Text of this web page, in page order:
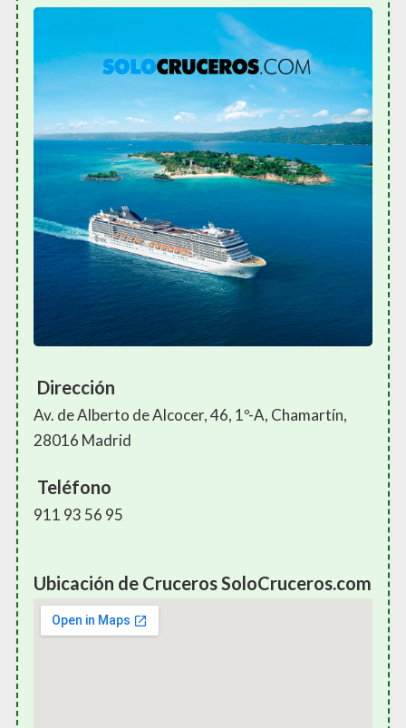
Dirección
Av. de Alberto de Alcocer, 46, 1º-A, Chamartín,
28016 Madrid
Teléfono
911 93 56 95
Ubicación de Cruceros SoloCruceros.com